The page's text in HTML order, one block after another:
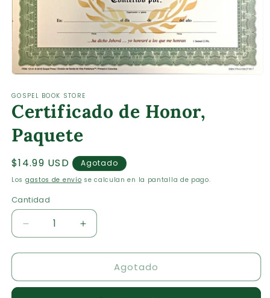
multimedia
1
en
ventana
modal
GOSPEL BOOK STORE
Certificado de Honor,
Paquete
Precio
habitual
$14.99 USD Agotado
Los gastos de envío se calculan en la pantalla de pago.
Cantidad
Cantidad
Reducir
cantidad
para
de
Aumentar
cantidad
para
Certificado
de
Agotado